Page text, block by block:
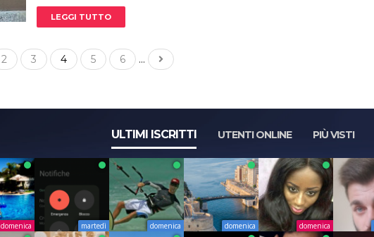
LEGGI TUTTO
2 3 4 5 6 ...
ULTIMI ISCRITTI UTENTI ONLINE PIÙ VISTI
domenica martedì domenica domenica domenica